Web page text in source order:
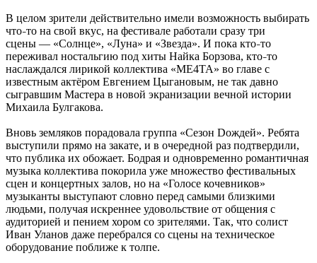
В целом зрители действительно имели возможность выбирать
что–то на свой вкус, на фестивале работали сразу три
сцены — «Солнце», «Луна» и «Звезда». И пока кто–то
переживал ностальгию под хиты Найка Борзова, кто–то
наслаждался лирикой коллектива «МЕ4ТА» во главе с
известным актёром Евгением Цыгановым, не так давно
сыгравшим Мастера в новой экранизации вечной истории
Михаила Булгакова.
Вновь земляков порадовала группа «Сезон Dождей». Ребята
выступили прямо на закате, и в очередной раз подтвердили,
что публика их обожает. Бодрая и одновременно романтичная
музыка коллектива покорила уже множество фестивальных
сцен и концертных залов, но на «Голосе кочевников»
музыканты выступают словно перед самыми близкими
людьми, получая искреннее удовольствие от общения с
аудиторией и пением хором со зрителями. Так, что солист
Иван Уланов даже перебрался со сцены на техническое
оборудование поближе к толпе.